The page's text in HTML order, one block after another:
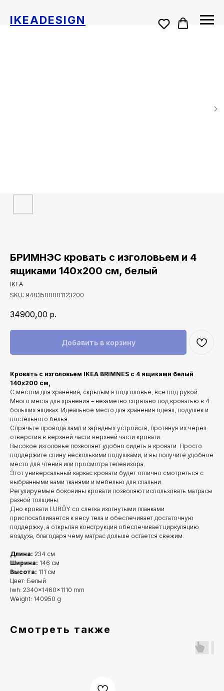
IKEADESIGN
БРИМНЭС кровать с изголовьем и 4
ящиками 140х200 см, белый
IKEA
SKU: 9403500001123200
34900,00 р.
Добавить в корзину
Кровать с изголовьем IKEA BRIMNES с 4 ящиками белый
140х200 см,
С местом для хранения, скрытым в подголовье, все под рукой.
Много места для хранения – незаметно спрятано под кроватью в 4
больших ящиках. Идеальное место для хранения одеял, подушек и
постельного белья.
Спрячьте провода ламп и зарядных устройств, протянув их через
отверстия в верхней части верхней части кровати.
Высокое изголовье позволяет удобно сидеть в кровати. Просто
поддержите спину несколькими подушками, и вы получите удобное
место для чтения или просмотра телевизора.
Этот универсальный каркас кровати будет отлично смотреться с
выбранными вами тканями и мебелью для спальни.
Регулируемые боковины кровати позволяют использовать матрасы
разной толщины.
Дно кровати LURÖY со слегка изогнутыми планками
приспосабливается к весу тела и обеспечивает достаточную
поддержку, а открытая конструкция обеспечивает циркуляцию
воздуха, благодаря чему матрас дольше остается свежим.
Длина: 234 см
Ширина: 146 см
Высота: 111 см
Цвет: Белый
lwh: 2340x1460x1110 mm
Weight: 140950 g
Смотреть также